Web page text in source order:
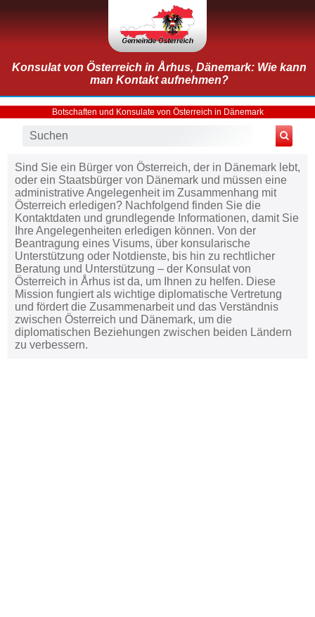
Konsulat von Österreich in Århus, Dänemark: Wie kann
man Kontakt aufnehmen?
Botschaften und Konsulate von Österreich in Dänemark
Sind Sie ein Bürger von Österreich, der in Dänemark lebt,
oder ein Staatsbürger von Dänemark und müssen eine
administrative Angelegenheit im Zusammenhang mit
Österreich erledigen? Nachfolgend finden Sie die
Kontaktdaten und grundlegende Informationen, damit Sie
Ihre Angelegenheiten erledigen können. Von der
Beantragung eines Visums, über konsularische
Unterstützung oder Notdienste, bis hin zu rechtlicher
Beratung und Unterstützung – der Konsulat von
Österreich in Århus ist da, um Ihnen zu helfen. Diese
Mission fungiert als wichtige diplomatische Vertretung
und fördert die Zusammenarbeit und das Verständnis
zwischen Österreich und Dänemark, um die
diplomatischen Beziehungen zwischen beiden Ländern
zu verbessern.